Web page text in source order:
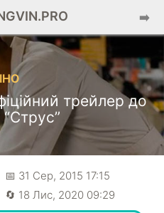
➡️
трейлер до
📅 31 Сер, 2015 17:15
🔄 18 Лис, 2020 09:29